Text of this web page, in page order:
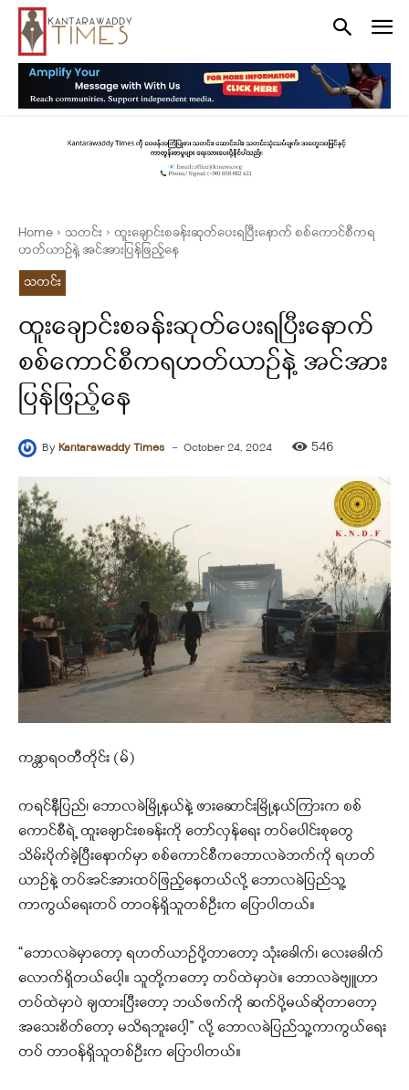
Home သတင်း
ထူးချောင်းစခန်းဆုတ်ပေးရပြီးနောက် စစ်ကောင်စီကရ
ဟတ်ယာဥ်နဲ့ အင်အားပြန်ဖြည့်နေ
သတင်း
ထူးချောင်းစခန်းဆုတ်ပေးရပြီးနောက်
စစ်ကောင်စီကရဟတ်ယာဥ်နဲ့ အင်အား
ပြန်ဖြည့်နေ
ByKantarawaddy Times - October 24, 2024 546
ကန္တာရဝတီတိုင်း (မ်)
ကရင်နီပြည်၊ ဘောလခဲမြို့နယ်နဲ့ ဖားဆောင်းမြို့နယ်ကြားက စစ်
ကောင်စီရဲ့ ထူးချောင်းစခန်းကို တော်လှန်ရေး တပ်‌ပေါင်းစုတွေ
သိမ်းပိုက်ခဲ့ပြီးနောက်မှာ စစ်ကောင်စီကဘောလခဲဘက်ကို ရဟတ်
ယာဥ်နဲ့ တပ်အင်အားထပ်ဖြည့်နေတယ်လို့ ဘောလခဲပြည်သူ့
ကာကွယ်ရေးတပ် တာဝန်ရှိသူတစ်ဦးက ပြောပါတယ်။
“ဘောလခဲမှာတော့ ရဟတ်ယာဥ်ပို့တာတော့ သုံးခေါက်၊ လေးခေါက်
လောက်ရှိတယ်ပေါ့။ သူတို့ကတော့ တပ်ထဲမှာပဲ။ ဘောလခဲဗျူဟာ
တပ်ထဲမှာပဲ ချထားပြီးတော့ ဘယ်ဖက်ကို ဆက်ပို့မယ်ဆိုတာတော့
အသေးစိတ်တော့ မသိရဘူးပေါ့” လို့ ဘောလခဲပြည်သူ့ကာကွယ်ရေး
တပ် တာဝန်ရှိသူတစ်ဦးက ပြောပါတယ်။